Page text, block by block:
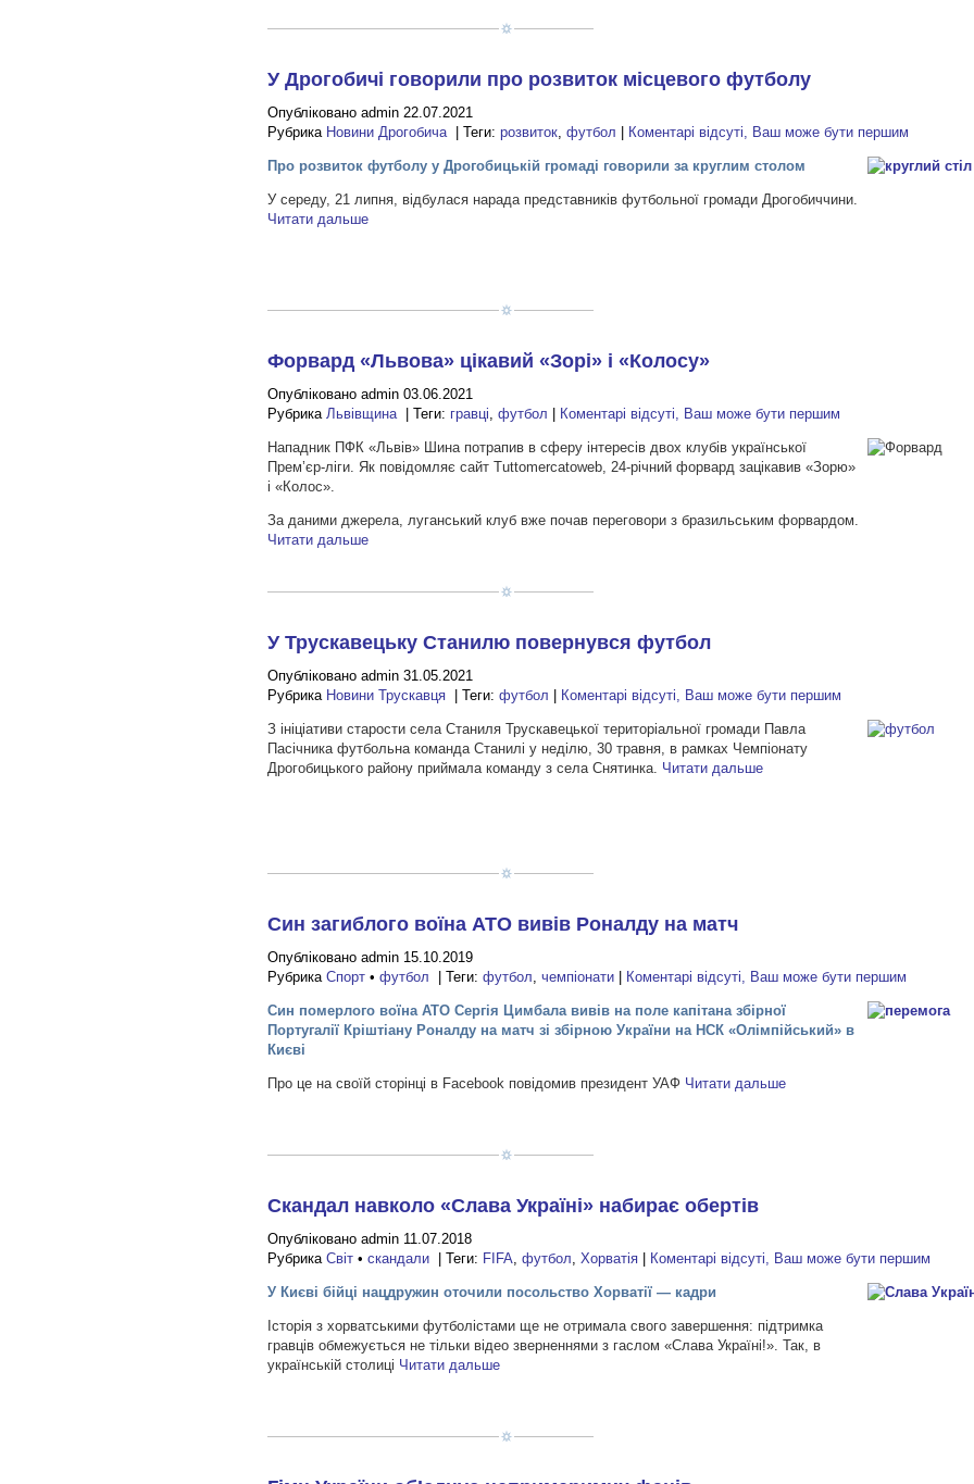
У Дрогобичі говорили про розвиток місцевого футболу
Опубліковано admin 22.07.2021
Рубрика Новини Дрогобича | Теги:розвиток ,футбол | Коментарі відсуті, Ваш може бути першим
Про розвиток футболу у Дрогобицькій громаді говорили за круглим столом
У середу, 21 липня, відбулася нарада представників футбольної громади Дрогобиччини.
Читати дальше
Форвард «Львова» цікавий «Зорі» і «Колосу»
Опубліковано admin 03.06.2021
Рубрика Львівщина | Теги: гравці ,футбол | Коментарі відсуті, Ваш може бути першим
Нападник ПФК «Львів» Шина потрапив в сферу інтересів двох клубів української
Прем’єр-ліги. Як повідомляє сайт Tuttomercatoweb, 24-річний форвард зацікавив «Зорю»
і «Колос».
За даними джерела, луганський клуб вже почав переговори з бразильським форвардом.
Читати дальше
У Трускавецьку Станилю повернувся футбол
Опубліковано admin 31.05.2021
Рубрика Новини Трускавця | Теги:футбол Коментарі відсуті, Ваш може бути першим
З ініціативи старости села Станиля Трускавецької територіальної громади Павла
Пасічника футбольна команда Станилі у неділю, 30 травня, в рамках Чемпіонату
Дрогобицького району приймала команду з села Снятинка. Читати дальше
Син загиблого воїна АТО вивів Роналду на матч
Опубліковано admin 15.10.2019
РубрикаСпорт •футбол | Теги:футбол ,чемпіонати Коментарі відсуті, Ваш може бути першим
Син померлого воїна АТО Сергія Цимбала вивів на поле капітана збірної
Португалії Кріштіану Роналду на матч зі збірною України на НСК «Олімпійський» в
Києві
Про це на своїй сторінці в Facebook повідомив президент УАФ Читати дальше
Скандал навколо «Слава Україні» набирає обертів
Опубліковано admin 11.07.2018
РубрикаСвіт •скандали | Теги: FIFA ,футбол ,Хорватія Коментарі відсуті, Ваш може бути першим
У Києві бійці нацдружин оточили посольство Хорватії — кадри
Історія з хорватськими футболістами ще не отримала свого завершення: підтримка
гравців обмежується не тільки відео зверненнями з гаслом «Слава Україні!». Так, в
українській столиці Читати дальше